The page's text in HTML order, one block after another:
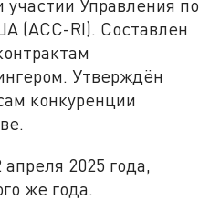
Управления по
(ACC-RI). Составлен
Утверждён
конкуренции
2025 года,
же года.